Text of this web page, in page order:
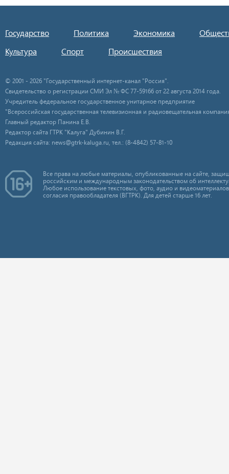
Государство Политика Экономика
Культура
Спорт Происшествия
© 2001 - 2026 "Государственный интернет-канал "Россия".
Свидетельство о регистрации СМИ Эл № ФС 77-59166 от 22 августа 2014 года.
Учредитель федеральное государственное унитарное предприятие
"Всероссийская государственная телевизионная и радиовещательная
Главный редактор Панина Е.В.
Редактор сайта ГТРК "Калуга" Дубинин В.Г.
Редакция сайта: news@gtrk-kaluga.ru, тел.: (8-4842) 57-81-10
Все права на любые материалы, опубликованные на сайте,
российским и международным законодательством об
Любое использование текстовых, фото, аудио и
согласия правообладателя (ВГТРК). Для детей старше 16 лет.